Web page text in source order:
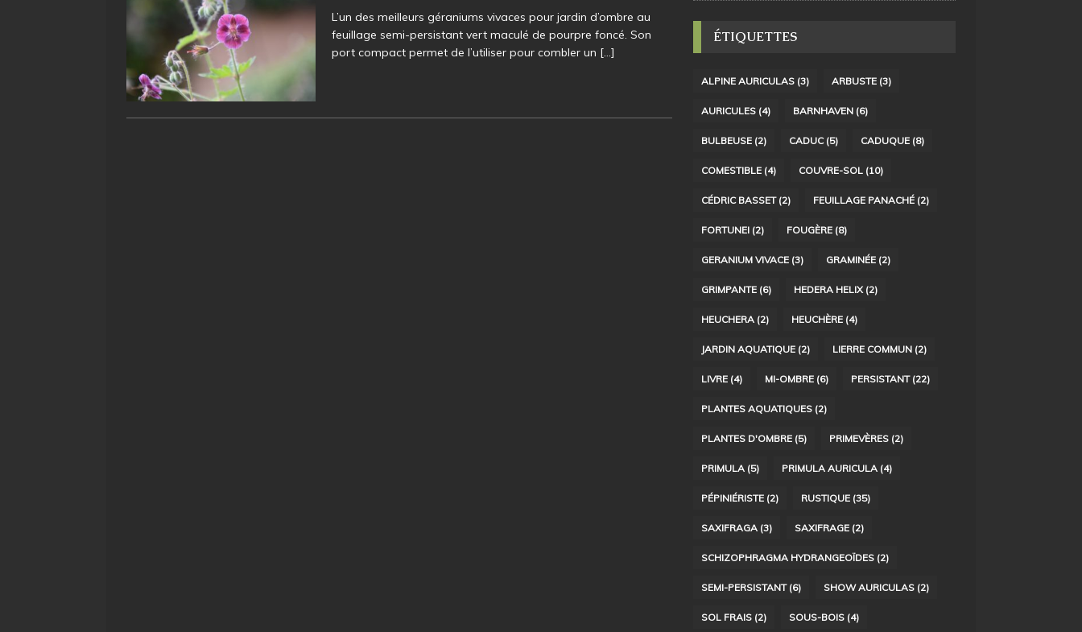
L’un des meilleurs géraniums vivaces pour jardin d’ombre au
feuillage semi-persistant vert maculé de pourpre foncé. Son
port compact permet de l’utiliser pour combler un […]
ÉTIQUETTES
ALPINE AURICULAS(3) ARBUSTE(3)
AURICULES(4) BARNHAVEN(6)
BULBEUSE(2) CADUC(5) CADUQUE(8)
COMESTIBLE(4) COUVRE-SOL(10)
CÉDRIC BASSET(2) FEUILLAGE PANACHÉ(2)
FORTUNEI(2) FOUGÈRE(8)
GERANIUM VIVACE(3) GRAMINÉE(2)
GRIMPANTE(6) HEDERA HELIX(2)
HEUCHERA(2) HEUCHÈRE(4)
JARDIN AQUATIQUE(2) LIERRE COMMUN(2)
LIVRE(4) MI-OMBRE(6) PERSISTANT(22)
PLANTES AQUATIQUES(2)
PLANTES D'OMBRE(5) PRIMEVÈRES(2)
PRIMULA(5) PRIMULA AURICULA(4)
PÉPINIÉRISTE(2) RUSTIQUE(35)
SAXIFRAGA(3) SAXIFRAGE(2)
SCHIZOPHRAGMA HYDRANGEOÏDES(2)
SEMI-PERSISTANT(6) SHOW AURICULAS(2)
SOL FRAIS(2) SOUS-BOIS(4)